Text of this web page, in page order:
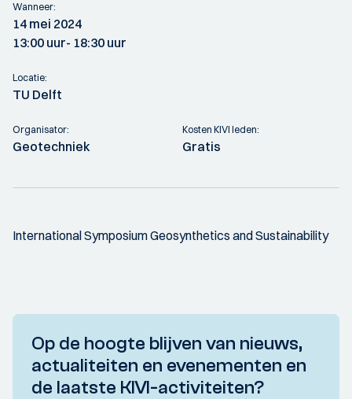
Wanneer:
14 mei 2024
13:00 uur- 18:30 uur
Locatie:
TU Delft
Organisator:
Geotechniek
Kosten KIVI leden:
Gratis
International Symposium Geosynthetics and Sustainability
Op de hoogte blijven van nieuws,
actualiteiten en evenementen en
de laatste KIVI-activiteiten?